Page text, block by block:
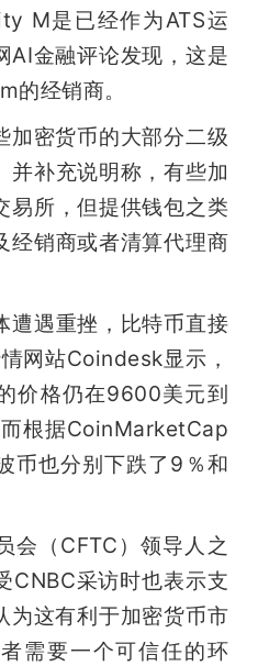
M是已经作为ATS运
AI金融评论发现，这是
的经销商。
加密货币的大部分二级
并补充说明称，有些加
易所，但提供钱包之类
经销商或者清算代理商
遭遇重挫，比特币直接
网站Coindesk显示，
价格仍在9600美元到
根据CoinMarketCap
币也分别下跌了9％和
会（CFTC）领导人之
采访时也表示支
为这有利于加密货币市
需要一个可信任的环